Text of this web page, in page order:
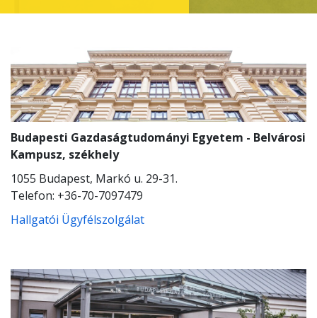
Budapesti Gazdaságtudományi Egyetem - Belvárosi
Kampusz, székhely
1055 Budapest, Markó u. 29-31.
Telefon: +36-70-7097479
Hallgatói Ügyfélszolgálat